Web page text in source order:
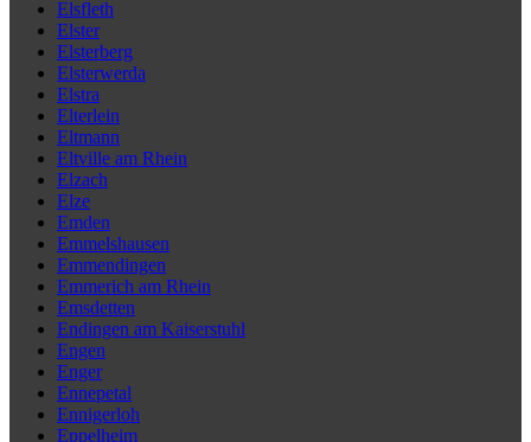
Elsfleth
Elster
Elsterberg
Elsterwerda
Elstra
Elterlein
Eltmann
Eltville am Rhein
Elzach
Elze
Emden
Emmelshausen
Emmendingen
Emmerich am Rhein
Emsdetten
Endingen am Kaiserstuhl
Engen
Enger
Ennepetal
Ennigerloh
Eppelheim